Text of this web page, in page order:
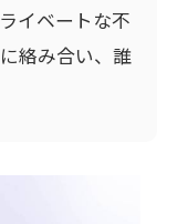
イベートな不
絡み合い、誰